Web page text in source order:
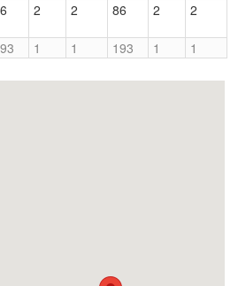
2 2 86 2 2
1 1 193 1 1